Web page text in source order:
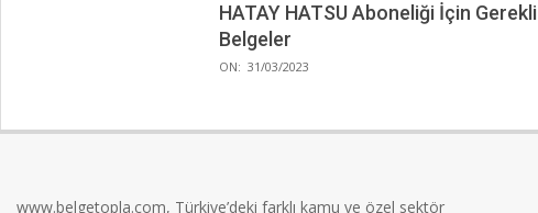
HATAY HATSU Aboneliği İçin Gerekli
Belgeler
2023-
ON: 31/03/2023
www.belgetopla.com, Türkiye’deki farklı kamu ve özel sektör